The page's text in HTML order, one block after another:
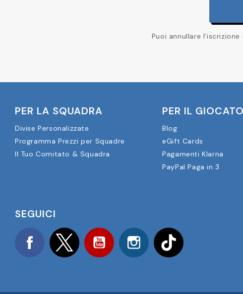
Puoi annullare
PER LA SQUADRA
Divise Personalizzate
Programma Prezzi per Squadre
Il Tuo Comitato & Squadra
PER IL
Blog
eGift Cards
Pagamenti Klarna
PayPal Paga in 3
SEGUICI
Facebook Twitter YouTube Instagram